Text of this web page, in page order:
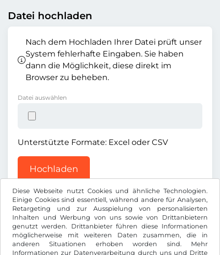
Diese Webseite nutzt Cookies und ähnliche Technologien.
Einige Cookies sind essentiell, während andere für Analysen,
Retargeting und zur Ausspielung von personalisierten
Inhalten und Werbung von uns sowie von Drittanbietern
genutzt werden. Drittanbieter führen diese Informationen
möglicherweise mit weiteren Daten zusammen, die in
anderen Situationen erhoben worden sind. Mehr
Informationen zur Datenverarbeitung durch uns und Dritte
Datei hochladen
Nach dem Hochladen Ihrer Datei prüft unser
System fehlerhafte Eingaben. Sie haben
dann die Möglichkeit, diese direkt im
Browser zu beheben.
Datei auswählen
Unterstützte Formate: Excel oder CSV
Hochladen
CHF